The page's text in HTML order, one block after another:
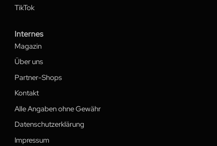
TikTok
Internes
Magazin
Über uns
Partner-Shops
Kontakt
Alle Angaben ohne Gewähr
Datenschutzerklärung
Impressum